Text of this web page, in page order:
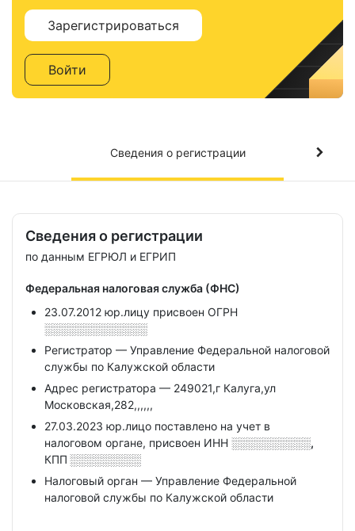
Зарегистрироваться
Войти
Сведения о регистрации
Сведения о регистрации
по данным ЕГРЮЛ и ЕГРИП
Федеральная налоговая служба (ФНС)
23.07.2012 юр.лицу присвоен ОГРН
░░░░░░░░░░░░░
Регистратор — Управление Федеральной налоговой
службы по Калужской области
Адрес регистратора — 249021,г Калуга,ул
Московская,282,,,,,,
27.03.2023 юр.лицо поставлено на учет в
налоговом органе, присвоен ИНН ░░░░░░░░░░,
КПП ░░░░░░░░░
Налоговый орган — Управление Федеральной
налоговой службы по Калужской области